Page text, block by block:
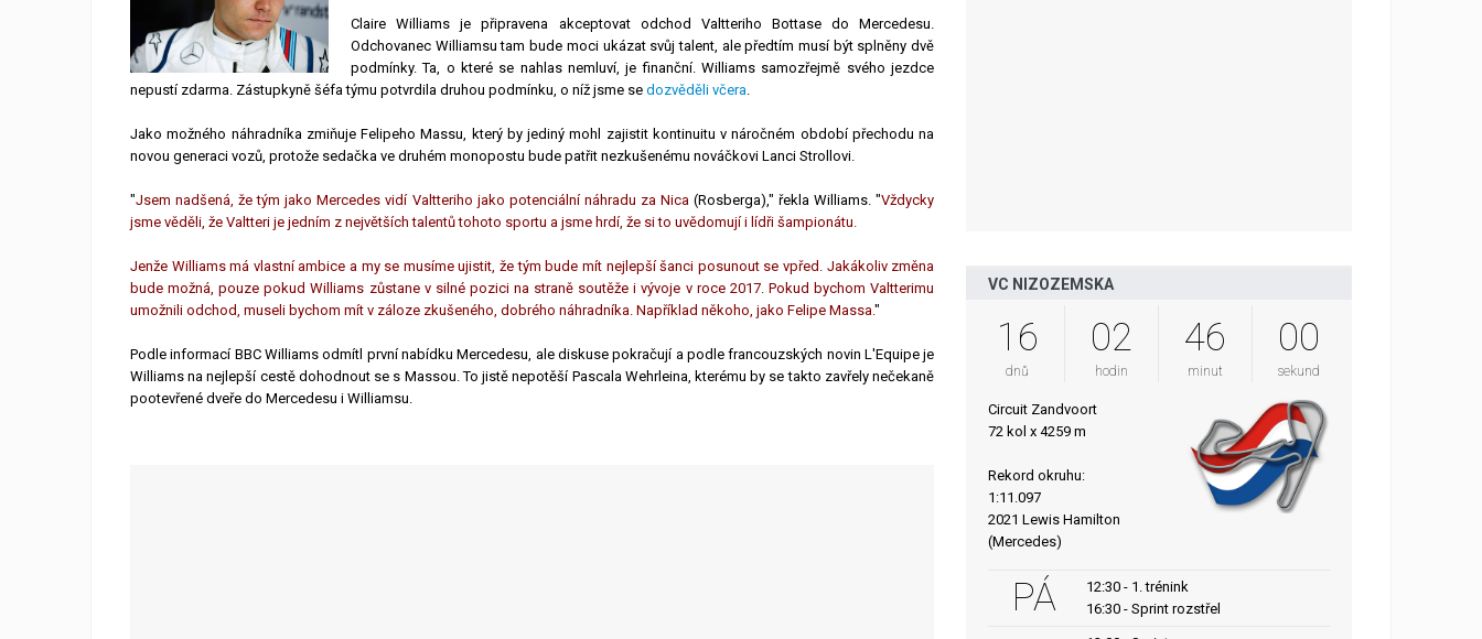
Claire Williams je připravena akceptovat odchod Valtteriho Bottase do Mercedesu.
Odchovanec Williamsu tam bude moci ukázat svůj talent, ale předtím musí být splněny dvě
podmínky. Ta, o které se nahlas nemluví, je finanční. Williams samozřejmě svého jezdce
nepustí zdarma. Zástupkyně šéfa týmu potvrdila druhou podmínku, o níž jsme se dozvěděli včera.
Jako možného náhradníka zmiňuje Felipeho Massu, který by jediný mohl zajistit kontinuitu v náročném období přechodu na
novou generaci vozů, protože sedačka ve druhém monopostu bude patřit nezkušenému nováčkovi Lanci Strollovi.
"Jsem nadšená, že tým jako Mercedes vidí Valtteriho jako potenciální náhradu za Nica(Rosberga)," řekla Williams. "Vždycky
jsme věděli, že Valtteri je jedním z největších talentů tohoto sportu a jsme hrdí, že si to uvědomují i ​​lídři šampionátu.
Jenže Williams má vlastní ambice a my se musíme ujistit, že tým bude mít nejlepší šanci posunout se vpřed. Jakákoliv změna
bude možná, pouze pokud Williams zůstane v silné pozici na straně soutěže i vývoje v roce 2017. Pokud bychom Valtterimu
umožnili odchod, museli bychom mít v záloze zkušeného, ​​dobrého náhradníka. Například někoho, jako Felipe Massa."
Podle informací BBC Williams odmítl první nabídku Mercedesu, ale diskuse pokračují a podle francouzských novin L'Equipe je
Williams na nejlepší cestě dohodnout se s Massou. To jistě nepotěší Pascala Wehrleina, kterému by se takto zavřely nečekaně
pootevřené dveře do Mercedesu i Williamsu.
VC NIZOZEMSKA
16
dnů
02
hodin
45
minut
59
sekund
Circuit Zandvoort
72 kol x 4259 m
Rekord okruhu:
1:11.097
2021 Lewis Hamilton
(Mercedes)
PÁ
12:30 - 1. trénink
16:30 - Sprint rozstřel